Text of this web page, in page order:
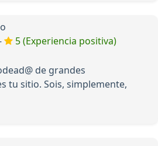
5 (Experiencia positiva)
de grandes
tu sitio. Sois, simplemente,